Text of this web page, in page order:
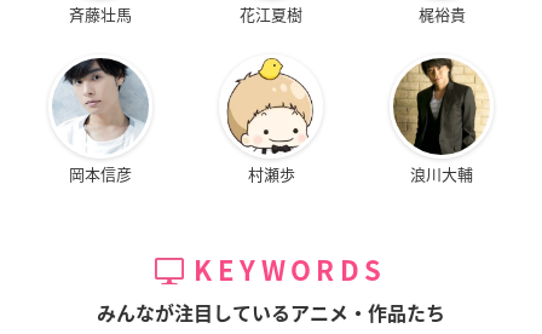
斉藤壮馬 花江夏樹 梶裕貴
岡本信彦 村瀬歩 浪川大輔
KEYWORDS
みんなが注目しているアニメ・作品たち